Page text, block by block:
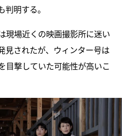
明する。
現場近くの映画撮影所に迷い
見されたが、ウィンター号は
目撃していた可能性が高いこ